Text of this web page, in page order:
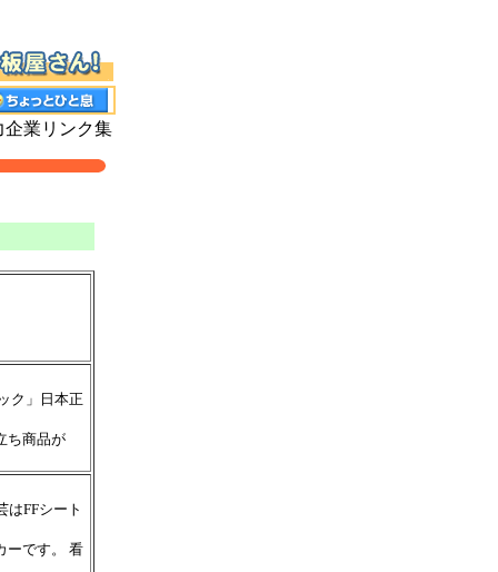
業リンク集
ク」日本正
ち商品が
はFFシート
ーです。 看